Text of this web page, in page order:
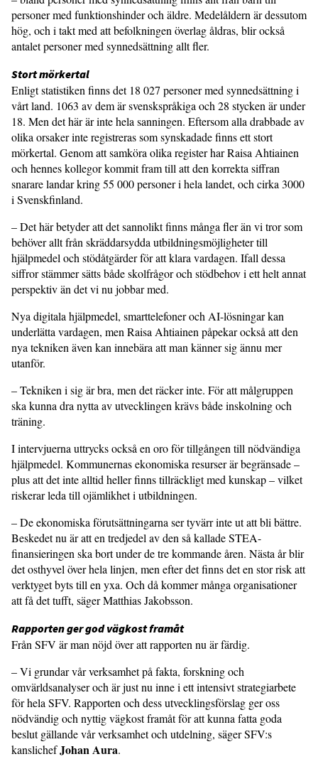
personer med funktionshinder och äldre. Medelåldern är dessutom
hög, och i takt med att befolkningen överlag åldras, blir också
antalet personer med synnedsättning allt fler.
Stort mörkertal
Enligt statistiken finns det 18 027 personer med synnedsättning i
vårt land. 1063 av dem är svenskspråkiga och 28 stycken är under
18. Men det här är inte hela sanningen. Eftersom alla drabbade av
olika orsaker inte registreras som synskadade finns ett stort
mörkertal. Genom att samköra olika register har Raisa Ahtiainen
och hennes kollegor kommit fram till att den korrekta siffran
snarare landar kring 55 000 personer i hela landet, och cirka 3000
i Svenskfinland.
– Det här betyder att det sannolikt finns många fler än vi tror som
behöver allt från skräddarsydda utbildningsmöjligheter till
hjälpmedel och stödåtgärder för att klara vardagen. Ifall dessa
siffror stämmer sätts både skolfrågor och stödbehov i ett helt annat
perspektiv än det vi nu jobbar med.
Nya digitala hjälpmedel, smarttelefoner och AI-lösningar kan
underlätta vardagen, men Raisa Ahtiainen påpekar också att den
nya tekniken även kan innebära att man känner sig ännu mer
utanför.
– Tekniken i sig är bra, men det räcker inte. För att målgruppen
ska kunna dra nytta av utvecklingen krävs både inskolning och
träning.
I intervjuerna uttrycks också en oro för tillgången till nödvändiga
hjälpmedel. Kommunernas ekonomiska resurser är begränsade –
plus att det inte alltid heller finns tillräckligt med kunskap – vilket
riskerar leda till ojämlikhet i utbildningen.
– De ekonomiska förutsättningarna ser tyvärr inte ut att bli bättre.
Beskedet nu är att en tredjedel av den så kallade STEA-
finansieringen ska bort under de tre kommande åren. Nästa år blir
det osthyvel över hela linjen, men efter det finns det en stor risk att
verktyget byts till en yxa. Och då kommer många organisationer
att få det tufft, säger Matthias Jakobsson.
Rapporten ger god vägkost framåt
Från SFV är man nöjd över att rapporten nu är färdig.
– Vi grundar vår verksamhet på fakta, forskning och
omvärldsanalyser och är just nu inne i ett intensivt strategiarbete
för hela SFV. Rapporten och dess utvecklingsförslag ger oss
nödvändig och nyttig vägkost framåt för att kunna fatta goda
beslut gällande vår verksamhet och utdelning, säger SFV:s
kanslichefJohan Aura.